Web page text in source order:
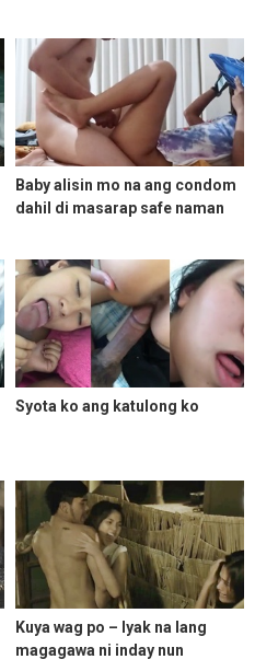
Baby alisin mo na ang condom
dahil di masarap safe naman
Syota ko ang katulong ko
Kuya wag po – Iyak na lang
magagawa ni inday nun